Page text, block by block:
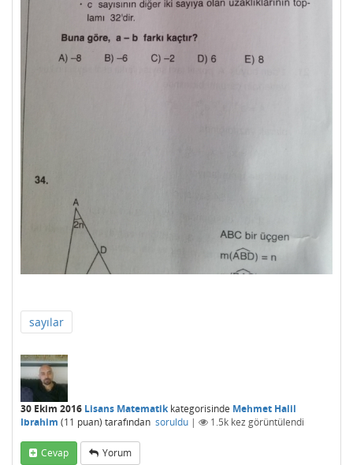
sayılar
30 Ekim 2016 Lisans Matematikkategorisinde Mehmet Halil
Ibrahim (11 puan) tarafından soruldu | 1.5k kez görüntülendi
Cevap Yorum